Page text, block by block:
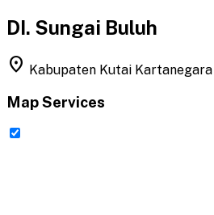
DI. Sungai Buluh
location_on Kabupaten Kutai Kartanegara
Map Services